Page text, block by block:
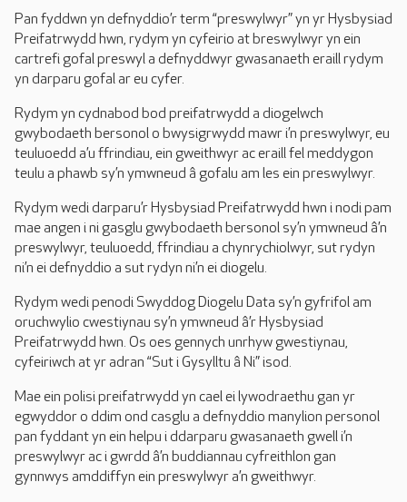
Pan fyddwn yn defnyddio’r term “preswylwyr” yn yr Hysbysiad
Preifatrwydd hwn, rydym yn cyfeirio at breswylwyr yn ein
cartrefi gofal preswyl a defnyddwyr gwasanaeth eraill rydym
yn darparu gofal ar eu cyfer.
Rydym yn cydnabod bod preifatrwydd a diogelwch
gwybodaeth bersonol o bwysigrwydd mawr i’n preswylwyr, eu
teuluoedd a’u ffrindiau, ein gweithwyr ac eraill fel meddygon
teulu a phawb sy’n ymwneud â gofalu am les ein preswylwyr.
Rydym wedi darparu’r Hysbysiad Preifatrwydd hwn i nodi pam
mae angen i ni gasglu gwybodaeth bersonol sy’n ymwneud â’n
preswylwyr, teuluoedd, ffrindiau a chynrychiolwyr, sut rydyn
ni’n ei defnyddio a sut rydyn ni’n ei diogelu.
Rydym wedi penodi Swyddog Diogelu Data sy’n gyfrifol am
oruchwylio cwestiynau sy’n ymwneud â’r Hysbysiad
Preifatrwydd hwn. Os oes gennych unrhyw gwestiynau,
cyfeiriwch at yr adran “Sut i Gysylltu â Ni” isod.
Mae ein polisi preifatrwydd yn cael ei lywodraethu gan yr
egwyddor o ddim ond casglu a defnyddio manylion personol
pan fyddant yn ein helpu i ddarparu gwasanaeth gwell i’n
preswylwyr ac i gwrdd â’n buddiannau cyfreithlon gan
gynnwys amddiffyn ein preswylwyr a’n gweithwyr.